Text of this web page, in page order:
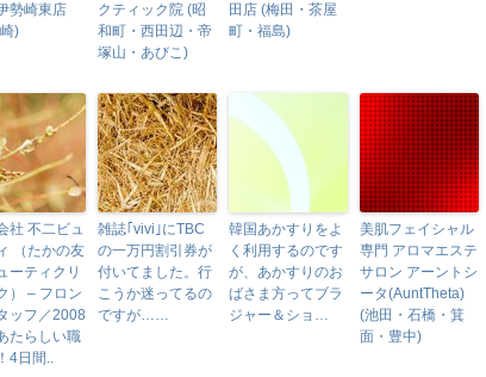
勢崎東店
)
クティック院 (昭
和町・西田辺・帝
塚山・あびこ)
田店 (梅田・茶屋
町・福島)
社 不二ビュ
（たかの友
ーティクリ
） – フロン
ッフ／2008
たらしい職
4日間..
雑誌｢vivi｣にTBC
の一万円割引券が
付いてました。行
こうか迷ってるの
ですが……
韓国あかすりをよ
く利用するのです
が、あかすりのお
ばさま方ってブラ
ジャー＆ショ…
美肌フェイシャル
専門 アロマエステ
サロン アーントシ
ータ(AuntTheta)
(池田・石橋・箕
面・豊中)